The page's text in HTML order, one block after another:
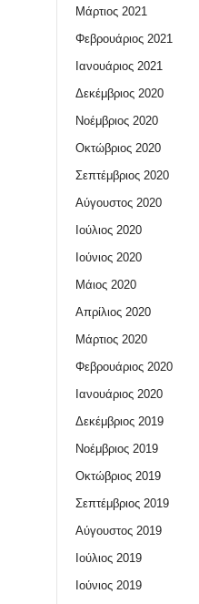
Μάρτιος 2021
Φεβρουάριος 2021
Ιανουάριος 2021
Δεκέμβριος 2020
Νοέμβριος 2020
Οκτώβριος 2020
Σεπτέμβριος 2020
Αύγουστος 2020
Ιούλιος 2020
Ιούνιος 2020
Μάιος 2020
Απρίλιος 2020
Μάρτιος 2020
Φεβρουάριος 2020
Ιανουάριος 2020
Δεκέμβριος 2019
Νοέμβριος 2019
Οκτώβριος 2019
Σεπτέμβριος 2019
Αύγουστος 2019
Ιούλιος 2019
Ιούνιος 2019